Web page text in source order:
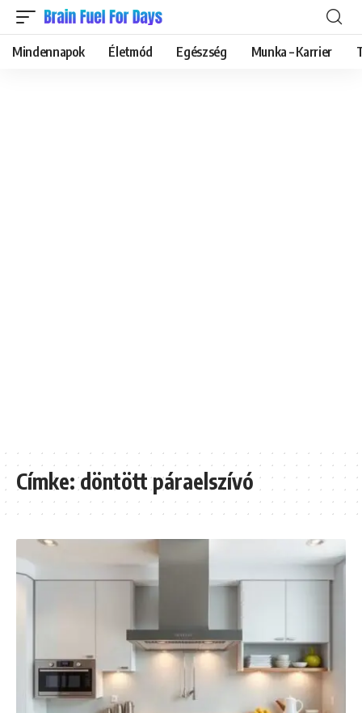
Mindennapok Életmód Egészség Munka – Karrier
Címke:döntött páraelszívó